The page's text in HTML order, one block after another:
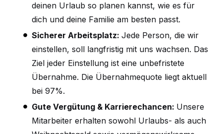
deinen Urlaub so planen kannst, wie es für
dich und deine Familie am besten passt.
Sicherer Arbeitsplatz: Jede Person, die wir
einstellen, soll langfristig mit uns wachsen. Das
Ziel jeder Einstellung ist eine unbefristete
Übernahme. Die Übernahmequote liegt aktuell
bei 97%.
Gute Vergütung & Karrierechancen: Unsere
Mitarbeiter erhalten sowohl Urlaubs- als auch